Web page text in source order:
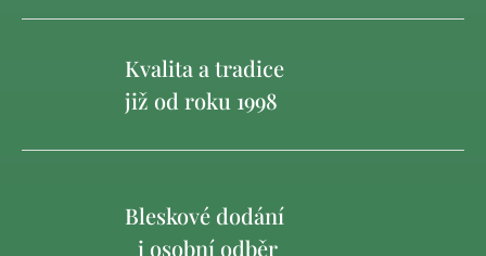
Kvalita a tradice
již od roku 1998
Bleskové dodání
i osobní odběr